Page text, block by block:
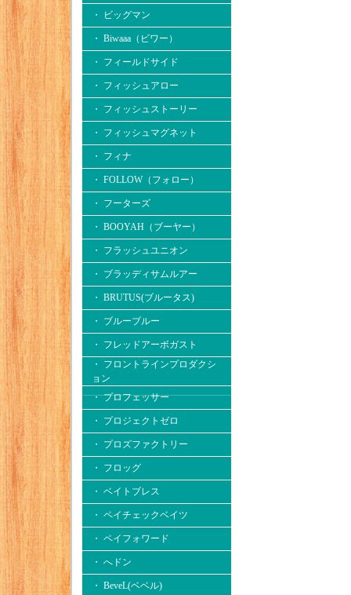
・ ビッグマン
・ Biwaaa（ビワー）
・ フィールドサイド
・ フィッシュアロー
・ フィッシュストーリー
・ フィッシュマグネット
・ フィナ
・ FOLLOW（フォロー）
・ フーターズ
・ BOOYAH（ブーヤー）
・ フラッシュユニオン
・ ブラッディサムルアー
・ BRUTUS(ブルータス)
・ ブルーブルー
・ フレッドアーボガスト
・ フロントラインプロダクシ
ョン
・ プロフェッサー
・ プロジェクトゼロ
・ プロズファクトリー
・ フロッグ
・ ベイトブレス
・ ペイチェックベイツ
・ ペイフォワード
・ へドン
・ BeveL(ベベル)